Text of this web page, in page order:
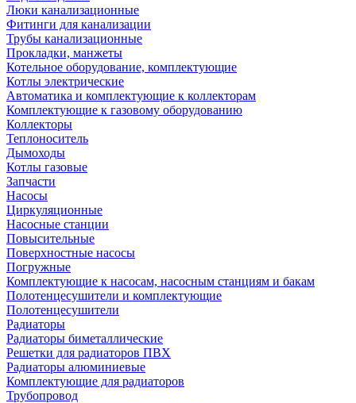
Люки канализационные
Фитинги для канализации
Трубы канализационные
Прокладки, манжеты
Котельное оборудование, комплектующие
Котлы электрические
Автоматика и комплектующие к коллекторам
Комплектующие к газовому оборудованию
Коллекторы
Теплоноситель
Дымоходы
Котлы газовые
Запчасти
Насосы
Циркуляционные
Насосные станции
Повысительные
Поверхностные насосы
Погружные
Комплектующие к насосам, насосным станциям и бакам
Полотенцесушители и комплектующие
Полотенцесушители
Радиаторы
Радиаторы биметаллические
Решетки для радиаторов ПВХ
Радиаторы алюминиевые
Комплектующие для радиаторов
Трубопровод